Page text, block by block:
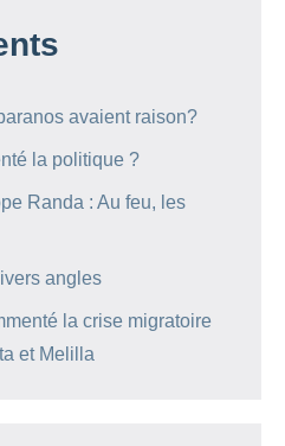
avaient raison?
la politique ?
Randa : Au feu, les
angles
la crise migratoire
et Melilla